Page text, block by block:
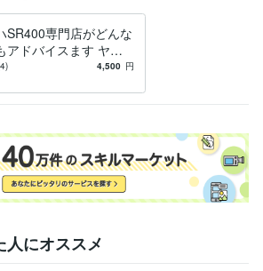
取得年 : 1981年
年 : 1982年
許 取得年 : 1980年
リン・ジーゼル・シャシ・二輪）
: 1980年
ア相談 オートバイの整備
SR400専門店がどんな
アドバイスます ヤマ
専門店が全面アドバ
4,500 円
人にオススメ